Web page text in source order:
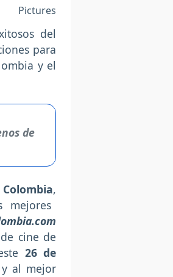
Pictures
del
para
y el
de
,
mejores
cine de
26 de
al mejor